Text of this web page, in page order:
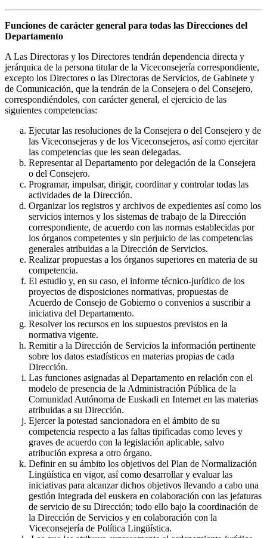
Funciones de carácter general para todas las Direcciones del
Departamento
A Las Directoras y los Directores tendrán dependencia directa y
jerárquica de la persona titular de la Viceconsejería correspondiente,
excepto los Directores o las Directoras de Servicios, de Gabinete y
de Comunicación, que la tendrán de la Consejera o del Consejero,
correspondiéndoles, con carácter general, el ejercicio de las
siguientes competencias:
Ejecutar las resoluciones de la Consejera o del Consejero y de
las Viceconsejeras y de los Viceconsejeros, así como ejercitar
las competencias que les sean delegadas.
Representar al Departamento por delegación de la Consejera
o del Consejero.
Programar, impulsar, dirigir, coordinar y controlar todas las
actividades de la Dirección.
Organizar los registros y archivos de expedientes así como los
servicios internos y los sistemas de trabajo de la Dirección
correspondiente, de acuerdo con las normas establecidas por
los órganos competentes y sin perjuicio de las competencias
generales atribuidas a la Dirección de Servicios.
Realizar propuestas a los órganos superiores en materia de su
competencia.
El estudio y, en su caso, el informe técnico-jurídico de los
proyectos de disposiciones normativas, propuestas de
Acuerdo de Consejo de Gobierno o convenios a suscribir a
iniciativa del Departamento.
Resolver los recursos en los supuestos previstos en la
normativa vigente.
Remitir a la Dirección de Servicios la información pertinente
sobre los datos estadísticos en materias propias de cada
Dirección.
Las funciones asignadas al Departamento en relación con el
modelo de presencia de la Administración Pública de la
Comunidad Autónoma de Euskadi en Internet en las materias
atribuidas a su Dirección.
Ejercer la potestad sancionadora en el ámbito de su
competencia respecto a las faltas tipificadas como leves y
graves de acuerdo con la legislación aplicable, salvo
atribución expresa a otro órgano.
Definir en su ámbito los objetivos del Plan de Normalización
Lingüística en vigor, así como desarrollar y evaluar las
iniciativas para alcanzar dichos objetivos llevando a cabo una
gestión integrada del euskera en colaboración con las jefaturas
de servicio de su Dirección; todo ello bajo la coordinación de
la Dirección de Servicios y en colaboración con la
Viceconsejería de Política Lingüística.